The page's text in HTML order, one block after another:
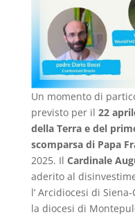
Un momento di
previsto per il 22
della Terra e del
scomparsa di Papa
2025. Il Cardinale
aderito al
l’ Arcidiocesi di
la diocesi di